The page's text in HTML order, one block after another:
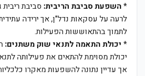
* השפעת סביבת הריבית: סביבת
לרעה על עסקאות נדל"ן, אך ירידה
לתמוך בהתאוששות הפעילות.
* יכולת התאמה לתנאי שוק משתנים:
יכולת מסוימת להתאים את פעילותה
אך עדיין נתונה להשפעות מאקרו